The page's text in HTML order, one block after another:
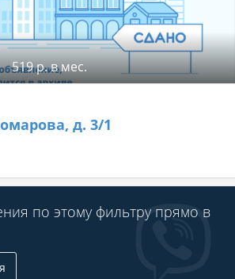
519 р. в мес.
д. 3/1
по этому фильтру прямо в